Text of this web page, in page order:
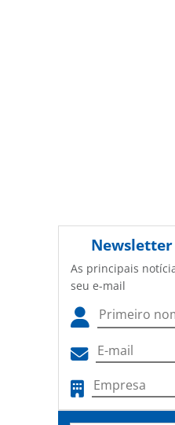
Newsletter
As principais
seu e-mail